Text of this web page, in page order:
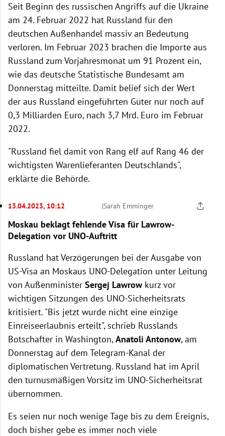
Seit Beginn des russischen Angriffs auf die Ukraine
am 24. Februar 2022 hat Russland für den
deutschen Außenhandel massiv an Bedeutung
verloren. Im Februar 2023 brachen die Importe aus
Russland zum Vorjahresmonat um 91 Prozent ein,
wie das deutsche Statistische Bundesamt am
Donnerstag mitteilte. Damit belief sich der Wert
der aus Russland eingeführten Güter nur noch auf
0,3 Milliarden Euro, nach 3,7 Mrd. Euro im Februar
2022.
"Russland fiel damit von Rang elf auf Rang 46 der
wichtigsten Warenlieferanten Deutschlands",
erklärte die Behörde.
13.04.2023, 10:12 |Sarah Emminger
Moskau beklagt fehlende Visa für Lawrow-
Delegation vor UNO-Auftritt
Russland hat Verzögerungen bei der Ausgabe von
US-Visa an Moskaus UNO-Delegation unter Leitung
von Außenminister Sergej Lawrow kurz vor
wichtigen Sitzungen des UNO-Sicherheitsrats
kritisiert. "Bis jetzt wurde nicht eine einzige
Einreiseerlaubnis erteilt", schrieb Russlands
Botschafter in Washington,Anatoli Antonow, am
Donnerstag auf dem Telegram-Kanal der
diplomatischen Vertretung. Russland hat im April
den turnusmäßigen Vorsitz im UNO-Sicherheitsrat
übernommen.
Es seien nur noch wenige Tage bis zu dem Ereignis,
doch bisher gebe es immer noch viele